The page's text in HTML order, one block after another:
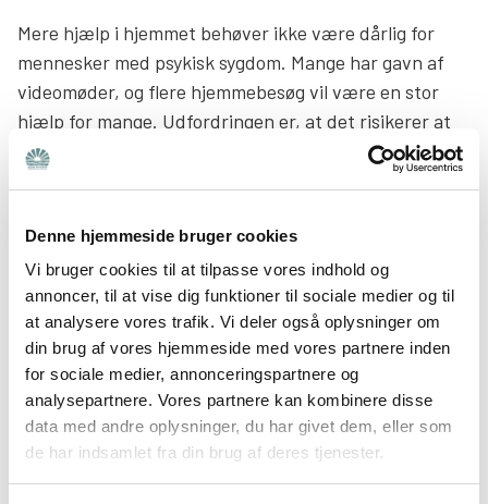
Denne hjemmeside bruger cookies
Vi bruger cookies til at tilpasse vores indhold og
annoncer, til at vise dig funktioner til sociale medier og til
at analysere vores trafik. Vi deler også oplysninger om
din brug af vores hjemmeside med vores partnere inden
for sociale medier, annonceringspartnere og
analysepartnere. Vores partnere kan kombinere disse
data med andre oplysninger, du har givet dem, eller som
de har indsamlet fra din brug af deres tjenester.
Mere hjælp i hjemmet behøver ikke være dårlig for
mennesker med psykisk sygdom. Mange har gavn af
videomøder, og flere hjemmebesøg vil være en stor
hjælp for mange. Udfordringen er, at det risikerer at
lægge pres på de pårørende. For hvis der skal foregå
mere derhjemme og mindre på sygehuset, kræver det
tager mere ansvar.
Det er meget positivt, at regeringen i 10-årsplanen for
psykiatri har taget flere vigtige initiativer for
pårørende. Et af de vigtigste er Pårørendekurset, som
Bedre Psykiatri har fået til opgave at udvikle og
udbrede. Det er et vigtigt initiativ, som allerede har
hjulpet flere hundrede pårørende, og som også i de